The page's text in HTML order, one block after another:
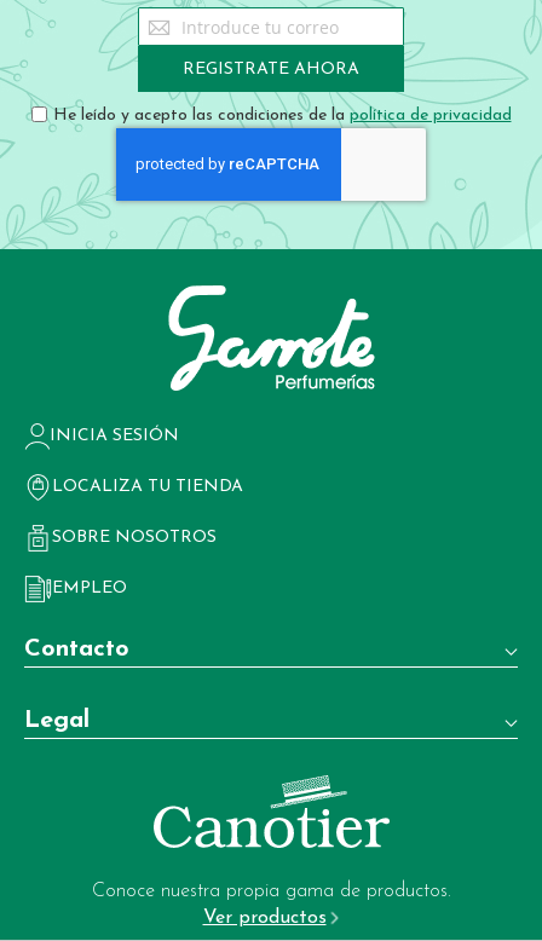
Sign
Up
for
Our
Newsletter:
REGISTRATE AHORA
He leído y acepto las condiciones de la política de privacidad
INICIA SESIÓN
LOCALIZA TU TIENDA
SOBRE NOSOTROS
EMPLEO
Contacto
Teléfono:
+34 981 22 97 83
+34 604 02 37 06
garrote-web@perfumeriagarrote.es
Legal
Términos y condiciones de venta
Política de privacidad
Conoce nuestra propia gama de productos.
Ver productos